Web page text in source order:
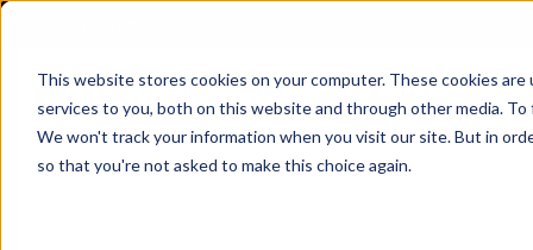
This website stores cookies on your computer. These cookies
services to you, both on this website and through other media.
We won't track your information when you visit our site. But in
so that you're not asked to make this choice again.